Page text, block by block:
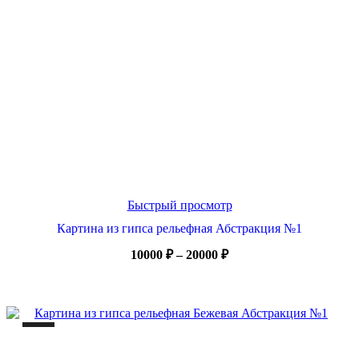
Быстрый просмотр
Картина из гипса рельефная Абстракция №1
10000 ₽ – 20000 ₽Диапазон
20000 ₽